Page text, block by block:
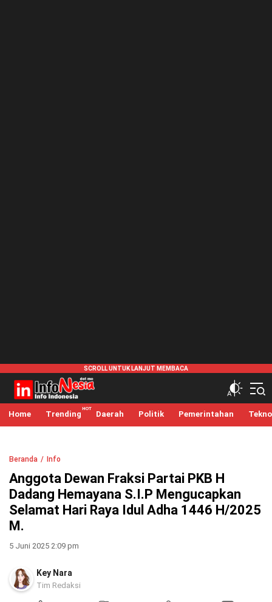
infonesia.me
Info Indonesia
Home Trending Daerah Politik Pemerintahan Tekno
Beranda Info
Anggota Dewan Fraksi Partai PKB H
Dadang Hemayana S.I.P Mengucapkan
Selamat Hari Raya Idul Adha 1446 H/2025
M.
5 Juni 2025 2:09 pm
Key Nara
Tim Redaksi